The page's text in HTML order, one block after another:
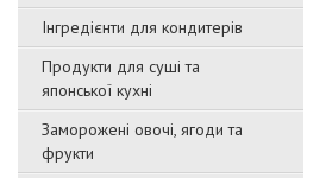
Інгредієнти для кондитерів
Продукти для суші та
японської кухні
Заморожені овочі, ягоди та
фрукти